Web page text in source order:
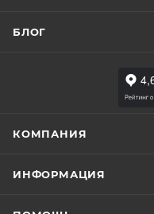
БЛОГ
КОМПАНИЯ
ИНФОРМАЦИЯ